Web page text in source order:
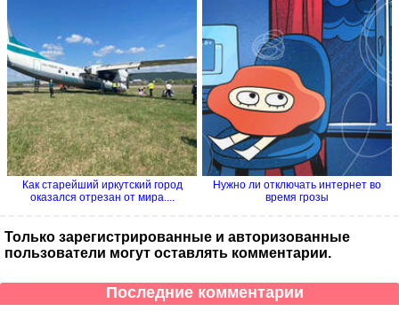
Как старейший иркутский город
оказался отрезан от мира....
Нужно ли отключать интернет во
время грозы
Только зарегистрированные и авторизованные
пользователи могут оставлять комментарии.
Последние комментарии